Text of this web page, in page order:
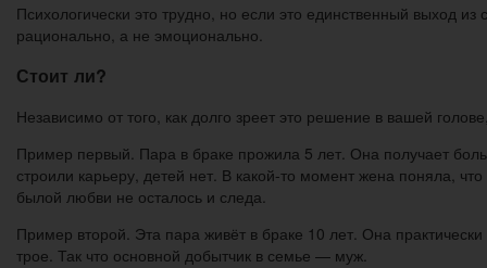
Психологически это трудно, но если это единственный выход
рационально, а не эмоционально.
Стоит ли?
Независимо от того, как долго зреет это решение в вашей
Пример первый. Пара в браке прожила 5 лет. Она получает
строили карьеру, детей нет. В какой-то момент жена поняла,
былой любви не осталось и следа.
Пример второй. Эта пара живёт в браке 10 лет. Она
трое. Так что основной добытчик в семье — муж.